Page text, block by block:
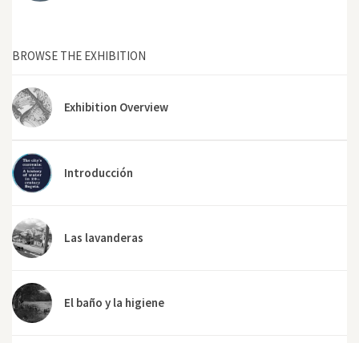
BROWSE THE EXHIBITION
Exhibition Overview
Introducción
Las lavanderas
El baño y la higiene